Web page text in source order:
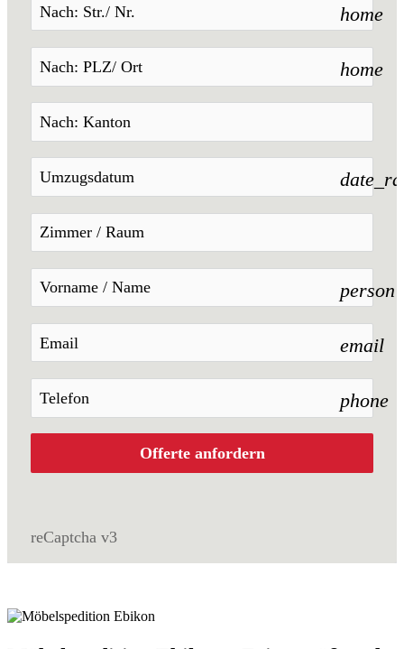
home
home
person
email
phone
Offerte anfordern
reCaptcha v3